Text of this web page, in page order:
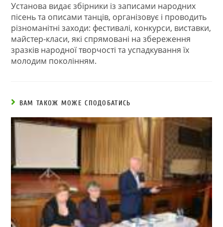
Установа видає збірники із записами народних
пісень та описами танців, організовує і проводить
різноманітні заходи: фестивалі, конкурси, виставки,
майстер-класи, які спрямовані на збереження
зразків народної творчості та успадкування їх
молодим поколінням.
ВАМ ТАКОЖ МОЖЕ СПОДОБАТИСЬ